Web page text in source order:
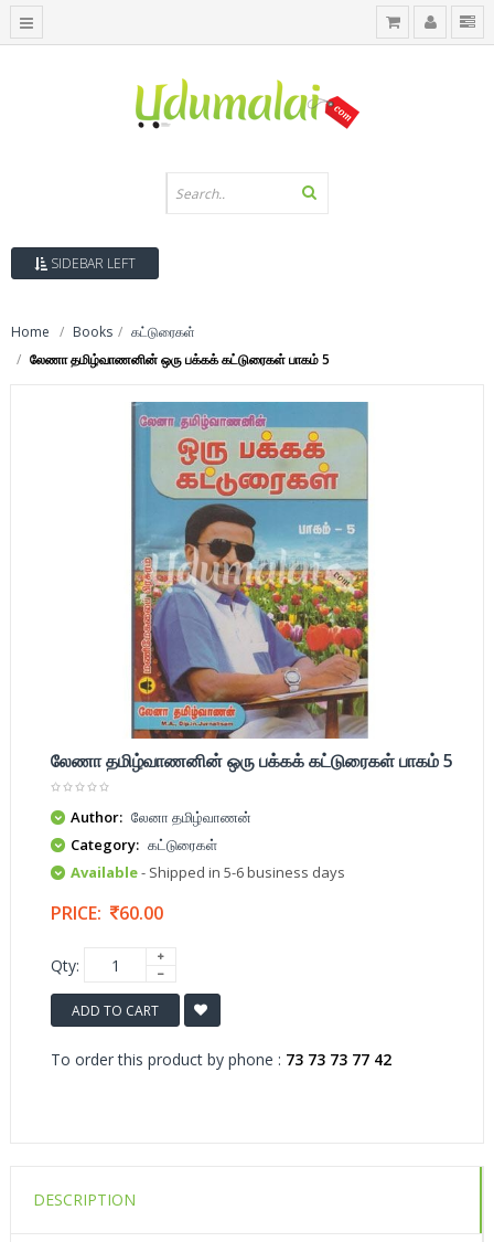
SIDEBAR LEFT
Home Books
கட்டுரைகள்
லேணா தமிழ்வாணனின் ஒரு பக்கக் கட்டுரைகள் பாகம் 5
லேணா தமிழ்வாணனின் ஒரு பக்கக் கட்டுரைகள் பாகம் 5
Author: லேனா தமிழ்வாணன்
Category: கட்டுரைகள்
Available- Shipped in 5-6 business days
PRICE: 60.00
Qty:
ADD TO CART
To order this product by phone : 73 73 73 77 42
DESCRIPTION